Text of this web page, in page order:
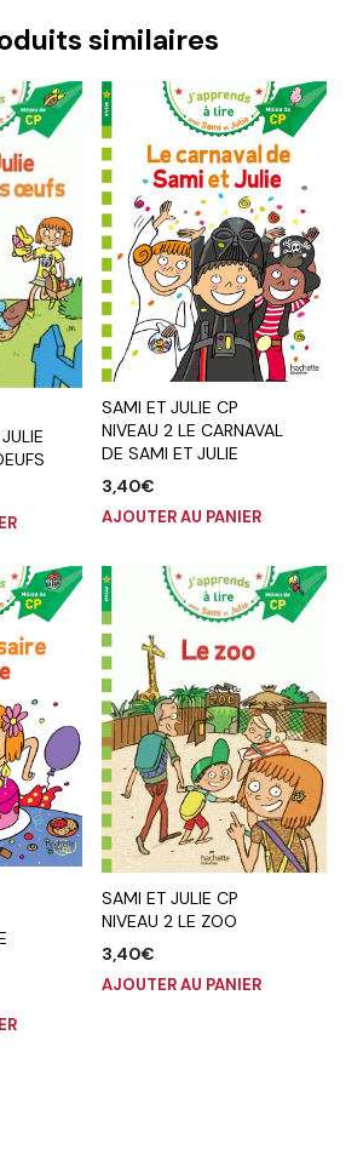
similaires
SAMI ET JULIE CP
NIVEAU 2 LE CARNAVAL
DE SAMI ET JULIE
3,40€
AJOUTER AU PANIER
SAMI ET JULIE CP
NIVEAU 2 LE ZOO
3,40€
AJOUTER AU PANIER